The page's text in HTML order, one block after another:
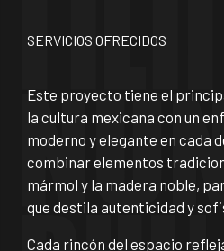
SERVICIOS OFRECIDOS
Este proyecto tiene el
la cultura mexicana con un
moderno y elegante en cada
combinar elementos
mármol y la madera noble,
que destila autenticidad y
Cada rincón del espacio